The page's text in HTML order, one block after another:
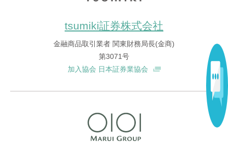
tsumiki証券株式会社
金融商品取引業者 関東財務局長(金商)
第3071号
加入協会 日本証券業協会